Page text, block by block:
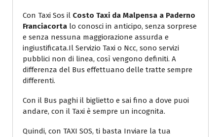
Con Taxi Sos il Costo Taxi da Malpensa a Paderno
Franciacorta lo conosci in anticipo, senza sorprese
e senza nessuna maggiorazione assurda e
ingiustificata.Il Servizio Taxi o Ncc, sono servizi
pubblici non di linea, così vengono definiti. A
differenza del Bus effettuano delle tratte sempre
differenti.
Con il Bus paghi il biglietto e sai fino a dove puoi
andare, con il Taxi è sempre un incognita.
Quindi, con TAXI SOS, ti basta Inviare la tua